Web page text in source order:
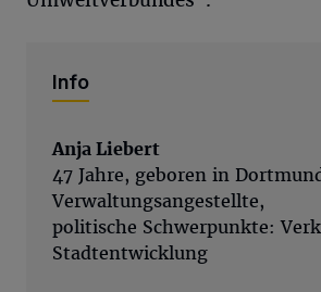
Info
Anja Liebert
47 Jahre, geboren in
Verwaltungsangestellte,
politische Schwerpunkte:
Stadtentwicklung